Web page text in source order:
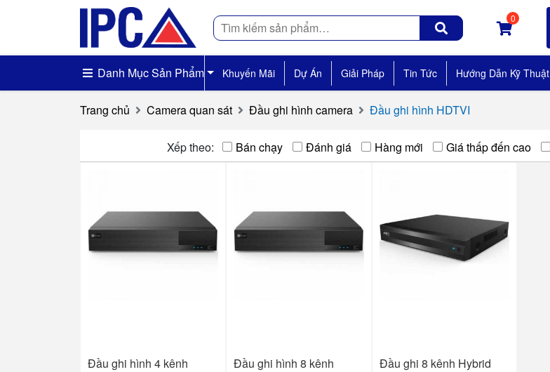
Tìm
kiếm
0
Danh Mục Sản Phẩm Khuyến Mãi Dự Án Giải Pháp Tin Tức Hướng Dẫn Kỹ Thuật
Trang chủ Camera quan sát Đầu ghi hình camera Đầu ghi hình HDTVI
Xếp theo: Bán chạy Đánh giá Hàng mới Giá thấp đến cao
Đầu ghi hình 4 kênh
Đầu ghi hình 8 kênh
Đầu ghi 8 kênh Hybrid